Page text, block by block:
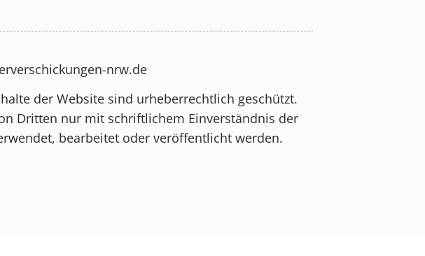
nrw.de
der Website sind urheberrechtlich geschützt.
Dritten nur mit schriftlichem Einverständnis der
bearbeitet oder veröffentlicht werden.